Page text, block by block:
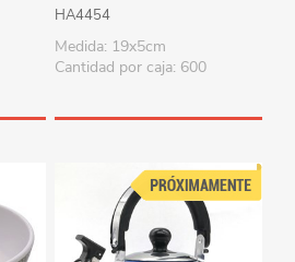
HA4454
Medida: 19x5cm
Cantidad por caja: 600